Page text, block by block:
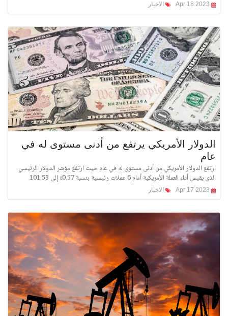
الاخبار
الدولار الأمريكي يرتفع من أدنى مستوى له في
عام
ارتفع الدولار الأمريكي من أدنى مستوى له في عام حيث ارتفع مؤشر الدولار الرئيسي
الذي يقيس أداء العملة الأمريكية أمام 6 عملات رئيسية بنسبة 0.57٪ إلى 101.53
الاخبار